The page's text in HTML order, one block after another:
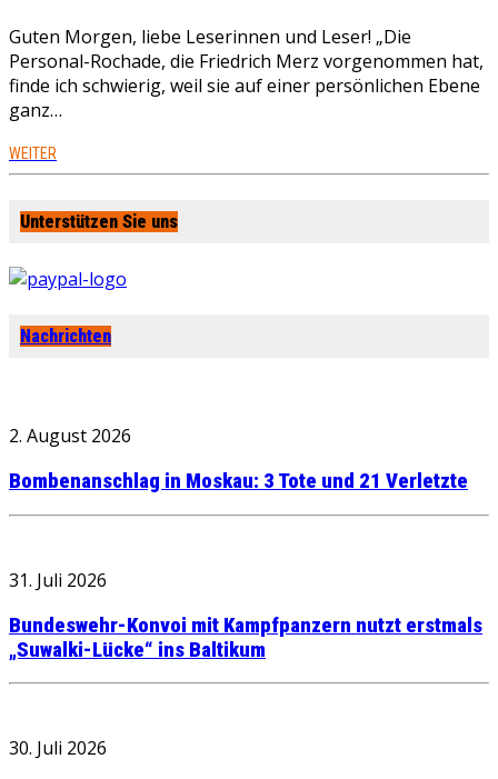
Guten Morgen, liebe Leserinnen und Leser! „Die
Personal-Rochade, die Friedrich Merz vorgenommen hat,
finde ich schwierig, weil sie auf einer persönlichen Ebene
ganz…
WEITER
Unterstützen Sie uns
Nachrichten
2. August 2026
Bombenanschlag in Moskau: 3 Tote und 21 Verletzte
31. Juli 2026
Bundeswehr-Konvoi mit Kampfpanzern nutzt erstmals
„Suwalki-Lücke“ ins Baltikum
30. Juli 2026